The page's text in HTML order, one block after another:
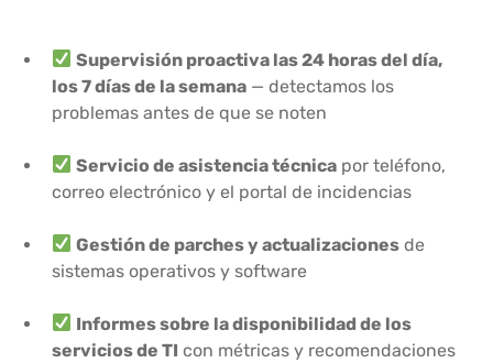
Supervisión proactiva las 24 horas del día,
los 7 días de la semana — detectamos los
problemas antes de que se noten
Servicio de asistencia técnica por teléfono,
correo electrónico y el portal de incidencias
Gestión de parches y actualizaciones de
sistemas operativos y software
Informes sobre la disponibilidad de los
servicios de TI con métricas y recomendaciones